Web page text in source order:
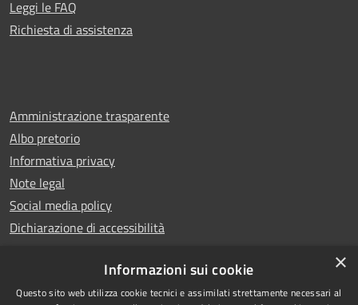
Leggi le FAQ
Richiesta di assistenza
Amministrazione trasparente
Albo pretorio
Informativa privacy
Note legal
Social media policy
Dichiarazione di accessibilità
×
Informazioni sui cookie
Questo sito web utilizza cookie tecnici e assimilati strettamente necessari al